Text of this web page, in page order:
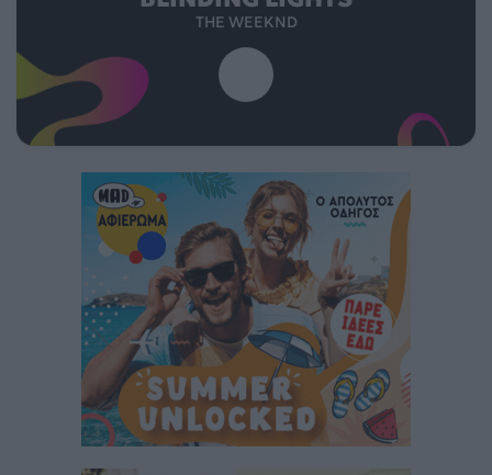
THE WEEKND